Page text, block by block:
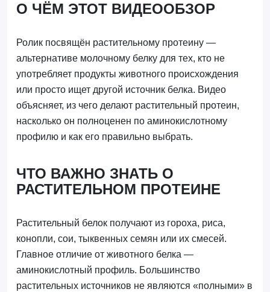
О ЧЁМ ЭТОТ ВИДЕООБЗОР
Ролик посвящён растительному протеину —
альтернативе молочному белку для тех, кто не
употребляет продукты животного происхождения
или просто ищет другой источник белка. Видео
объясняет, из чего делают растительный протеин,
насколько он полноценен по аминокислотному
профилю и как его правильно выбрать.
ЧТО ВАЖНО ЗНАТЬ О
РАСТИТЕЛЬНОМ ПРОТЕИНЕ
Растительный белок получают из гороха, риса,
конопли, сои, тыквенных семян или их смесей.
Главное отличие от животного белка —
аминокислотный профиль. Большинство
растительных источников не являются «полными» в